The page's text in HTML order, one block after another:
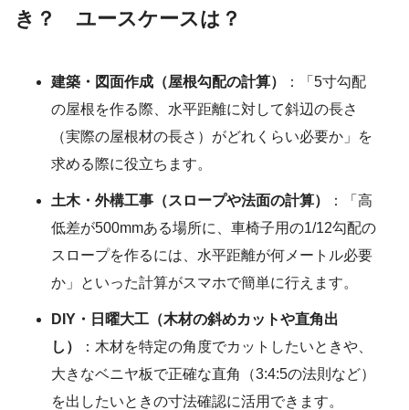
き？ ユースケースは？
建築・図面作成（屋根勾配の計算）
：「5寸勾配
の屋根を作る際、水平距離に対して斜辺の長さ
（実際の屋根材の長さ）がどれくらい必要か」を
求める際に役立ちます。
土木・外構工事（スロープや法面の計算）
：「高
低差が500mmある場所に、車椅子用の1/12勾配の
スロープを作るには、水平距離が何メートル必要
か」といった計算がスマホで簡単に行えます。
DIY・日曜大工（木材の斜めカットや直角出
し）
：木材を特定の角度でカットしたいときや、
大きなベニヤ板で正確な直角（3:4:5の法則など）
を出したいときの寸法確認に活用できます。